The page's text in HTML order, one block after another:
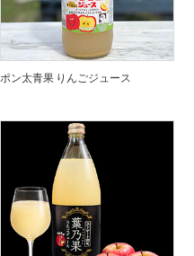
ポン太青果 りんごジュース